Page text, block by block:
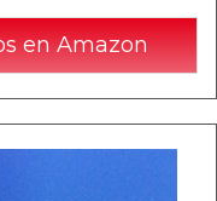
en Amazon